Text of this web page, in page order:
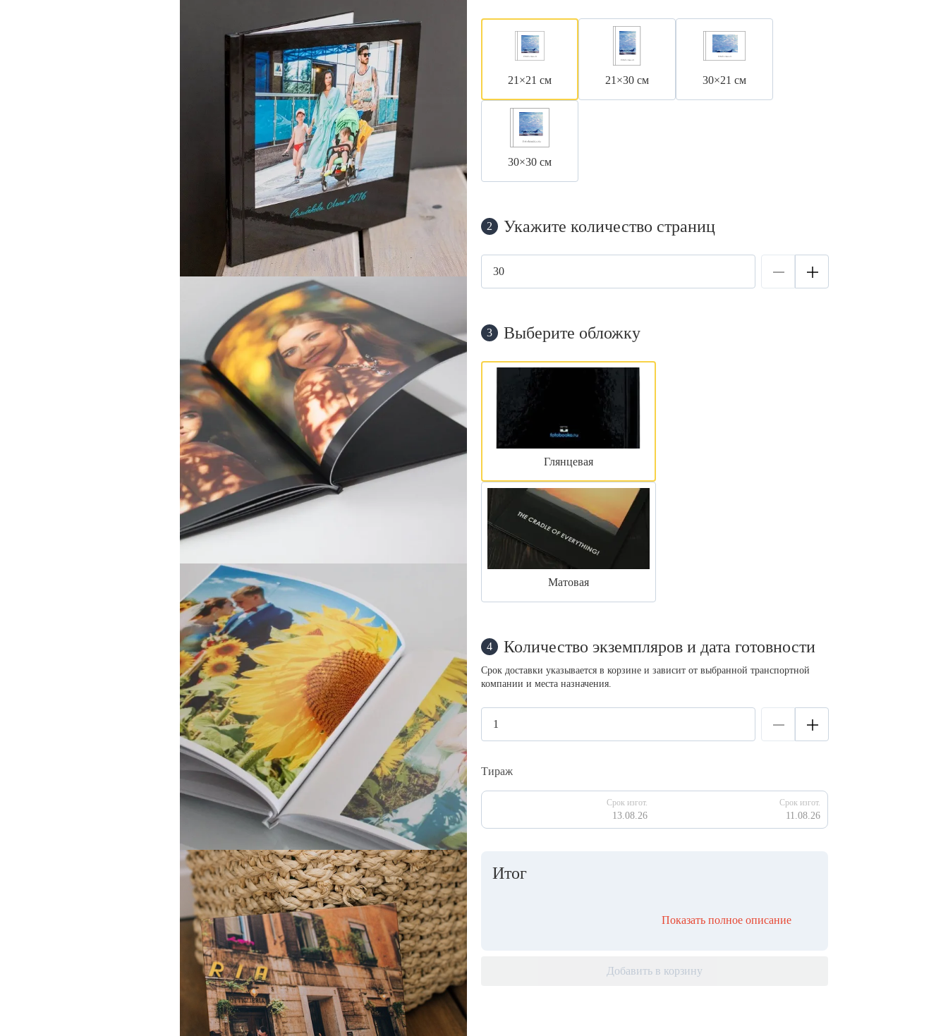
21×21 см 21×30 см 30×21 см
30×30 см
2 Укажите количество страниц
3 Выберите обложку
Глянцевая
Матовая
4 Количество экземпляров и дата готовности
Срок доставки указывается в корзине и зависит от выбранной транспортной
компании и места назначения.
Тираж
Срок изгот.
13.08.26
Срок изгот.
11.08.26
Итог
Показать полное описание
Добавить в корзину